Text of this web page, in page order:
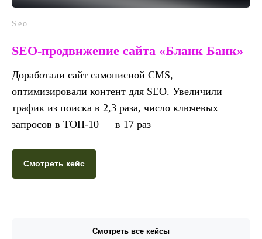
Seo
SEO-продвижение сайта «Бланк Банк»
Доработали сайт самописной CMS,
оптимизировали контент для SEO. Увеличили
трафик из поиска в 2,3 раза, число ключевых
запросов в ТОП-10 — в 17 раз
Смотреть кейс
Смотреть все кейсы